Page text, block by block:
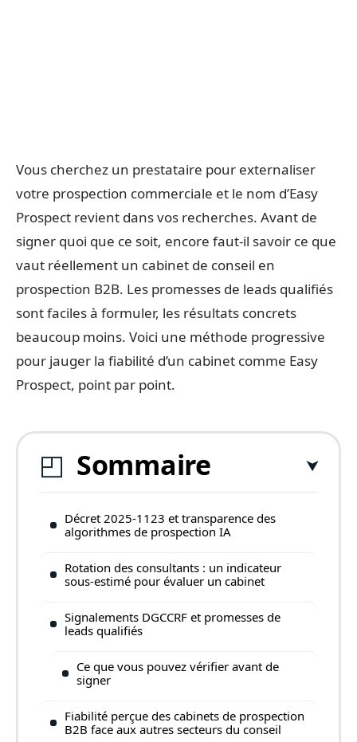
Vous cherchez un prestataire pour externaliser
votre prospection commerciale et le nom d’Easy
Prospect revient dans vos recherches. Avant de
signer quoi que ce soit, encore faut-il savoir ce que
vaut réellement un cabinet de conseil en
prospection B2B. Les promesses de leads qualifiés
sont faciles à formuler, les résultats concrets
beaucoup moins. Voici une méthode progressive
pour jauger la fiabilité d’un cabinet comme Easy
Prospect, point par point.
Sommaire
Décret 2025-1123 et transparence des
algorithmes de prospection IA
Rotation des consultants : un indicateur
sous-estimé pour évaluer un cabinet
Signalements DGCCRF et promesses de
leads qualifiés
Ce que vous pouvez vérifier avant de
signer
Fiabilité perçue des cabinets de prospection
B2B face aux autres secteurs du conseil